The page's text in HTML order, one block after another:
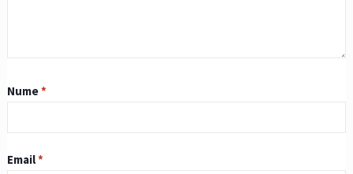
Nume*
Email*